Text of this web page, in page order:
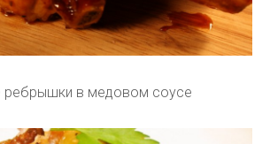
ребрышки в медовом соусе